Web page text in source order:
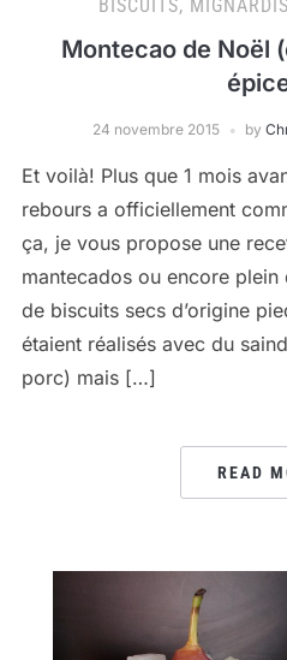
BISCUITS,
Montecao de Noël
24 novembre 2015 by
Et voilà! Plus que 1 mois
rebours a officiellement
ça, je vous propose une
mantecados ou encore plein
de biscuits secs d’origine
étaient réalisés avec du
porc) mais […]
READ